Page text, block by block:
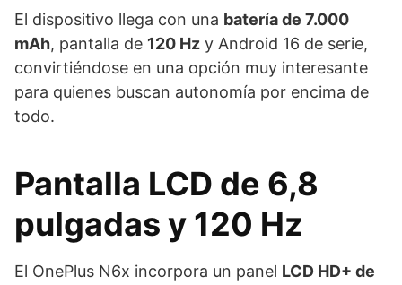
El dispositivo llega con una batería de 7.000
mAh, pantalla de 120 Hz y Android 16 de serie,
convirtiéndose en una opción muy interesante
para quienes buscan autonomía por encima de
todo.
Pantalla LCD de 6,8
pulgadas y 120 Hz
El OnePlus N6x incorpora un panel LCD HD+ de